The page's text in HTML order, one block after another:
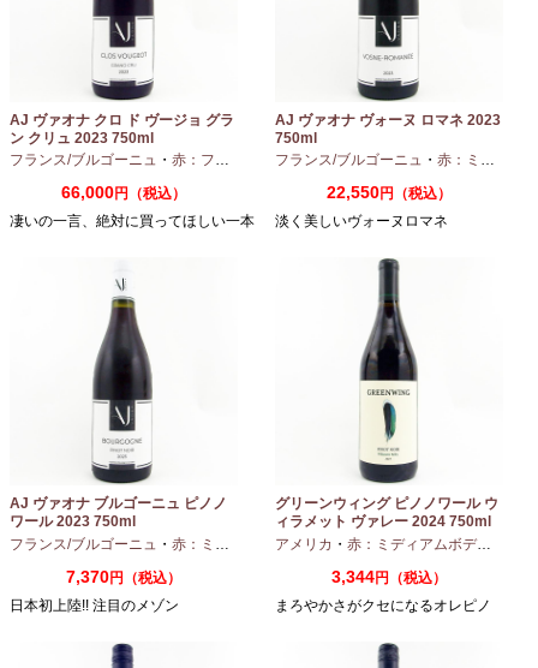
AJ ヴァオナ クロ ド ヴージョ グラ
ン クリュ 2023 750ml
フランス/ブルゴーニュ ・ 赤：フルボディ ・ピノノワール
66,000円（税込）
凄いの一言、絶対に買ってほしい一本
AJ ヴァオナ ヴォーヌ ロマネ 2023
750ml
フランス/ブルゴーニュ ・ 赤：ミディアムボディ
22,550円（税込）
淡く美しいヴォーヌロマネ
AJ ヴァオナ ブルゴーニュ ピノノ
ワール 2023 750ml
フランス/ブルゴーニュ ・ 赤：ミディアムボディ ・ ピノノワール
7,370円（税込）
日本初上陸!! 注目のメゾン
グリーンウィング ピノノワール ウ
ィラメット ヴァレー 2024 750ml
アメリカ ・ 赤：ミディアムボディ
3,344円（税込）
まろやかさがクセになるオレピノ